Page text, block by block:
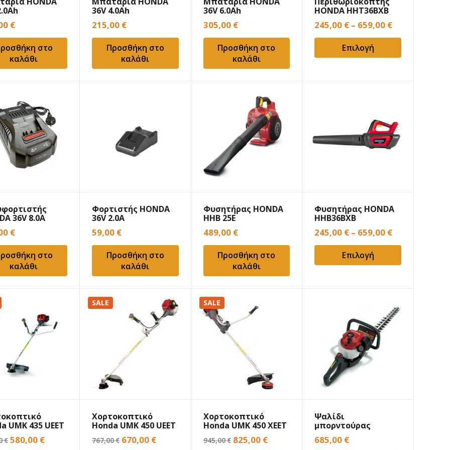
€
στο
καλάθι
36V 4.0Ah
215,00 €
Προσθήκη στο
καλάθι
36V 6.0Ah
305,00 €
Προσθήκη στο
καλάθι
HONDA HHT36BXB
μπαταρίας
245,00 € – 659,00 €
Επιλογή
36V 8.0A
€
στο
καλάθι
Φορτιστής HONDA
36V 2.0A
59,00 €
Προσθήκη στο
καλάθι
Φυσητήρας HONDA
HHB 25E
489,00 €
Προσθήκη στο
καλάθι
Φυσητήρας HONDA
HHB36BXB
μπαταρίας
245,00 € – 659,00 €
Επιλογή
UMK 435 UEET
€ Original
580,00 €Η
SALE
Χορτοκοπτικό
Honda UMK 450 UEET
767,00€ Original
670,00 €Η
SALE
Χορτοκοπτικό
Honda UMK 450 XEET
945,00€ Original
825,00 €Η
Ψαλίδι
μπορντούρας
HONDA HHH 25D 60E
685,00 €